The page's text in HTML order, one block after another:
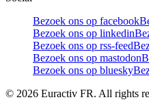
Bezoek ons op facebook
Bezoek ons op linkedin
Bezoek ons op rss-feed
Bezoek ons op mastodon
Bezoek ons op bluesky
© 2026 Euractiv FR. All rights